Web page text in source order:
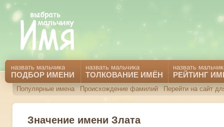
назвать мальчика
ПОДБОР ИМЕНИ
назвать мальчика
ТОЛКОВАНИЕ ИМЁН
назвать
РЕЙТИНГ
Популярные имена Происхождение фамилий Перейти на сайт
Значение имени Злата